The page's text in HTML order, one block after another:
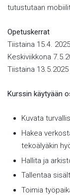
tutustutaan
Opetuskerrat
Tiistaina 15.4.
Keskiviikkona
Tiistaina
Kurssin käytyään
Kuvata
Hakea
tekoälyäkin
Hallita ja
Tallentaa
Toimia